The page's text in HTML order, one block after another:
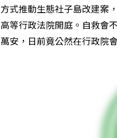
方式推動生態社子島改建案
高等行政法院開庭。自救會
萬安，日前竟公然在行政院